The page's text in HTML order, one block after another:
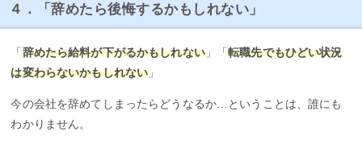
４．「辞めたら後悔するかもしれない」
「 辞めたら給料が下がるかもしれない」「転職先でもひどい状況
は変わらないかもしれない 」
今の会社を辞めてしまったらどうなるか…ということは、誰にも
わかりません。